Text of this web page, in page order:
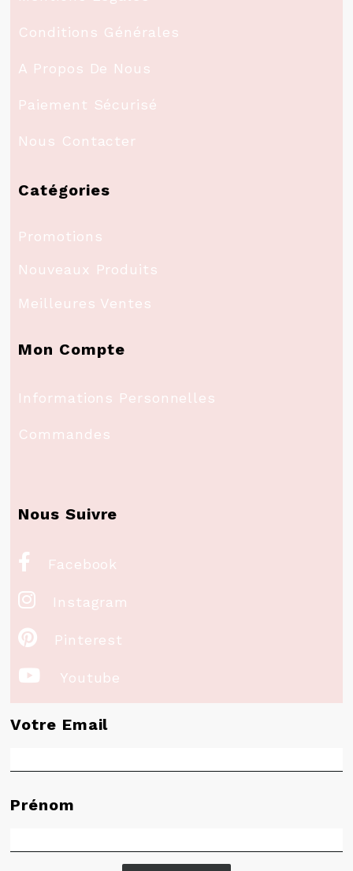
Conditions Générales
A Propos De Nous
Paiement Sécurisé
Nous Contacter
Catégories
Promotions
Nouveaux Produits
Meilleures Ventes
Mon Compte
Informations Personnelles
Commandes
Nous Suivre
 Facebook
 Instagram
 Pinterest
 Youtube
Votre Email
Prénom